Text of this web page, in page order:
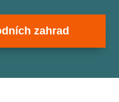
zahrad